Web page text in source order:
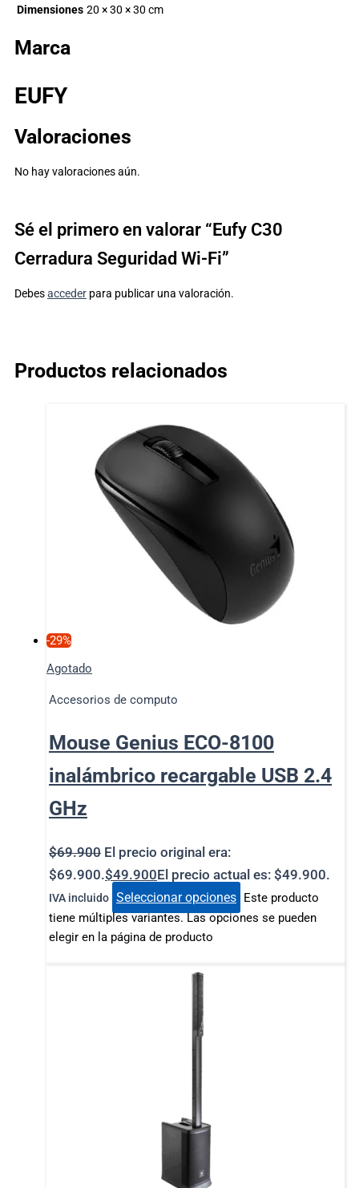
Dimensiones 20 × 30 × 30 cm
Marca
EUFY
Valoraciones
No hay valoraciones aún.
Sé el primero en valorar “Eufy C30
Cerradura Seguridad Wi-Fi”
Debesacceder para publicar una valoración.
Productos relacionados
-29%
Agotado
Accesorios de computo
Mouse Genius ECO-8100
inalámbrico recargable USB 2.4
GHz
$69.900 El precio original era:
$69.900.$49.900El precio actual es: $49.900.
IVA incluido Seleccionar opciones Este producto
tiene múltiples variantes. Las opciones se pueden
elegir en la página de producto